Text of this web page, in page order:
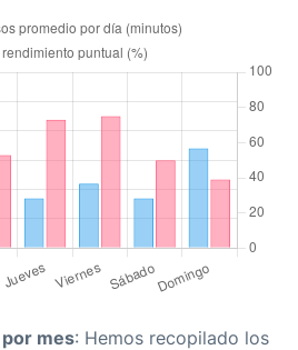
mes: Hemos recopilado los